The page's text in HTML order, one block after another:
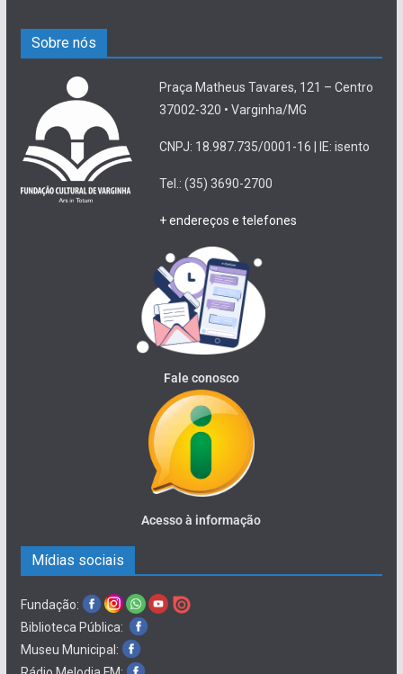
Sobre nós
Praça Matheus Tavares, 121 – Centro
37002-320 • Varginha/MG
CNPJ: 18.987.735/0001-16 | IE: isento
Tel.: (35) 3690-2700
+ endereços e telefones
Fale conosco
Acesso à informação
Mídias sociais
Fundação:
Biblioteca Pública:
Museu Municipal: